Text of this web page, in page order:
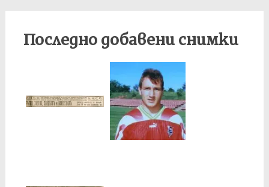
Последно добавени снимки